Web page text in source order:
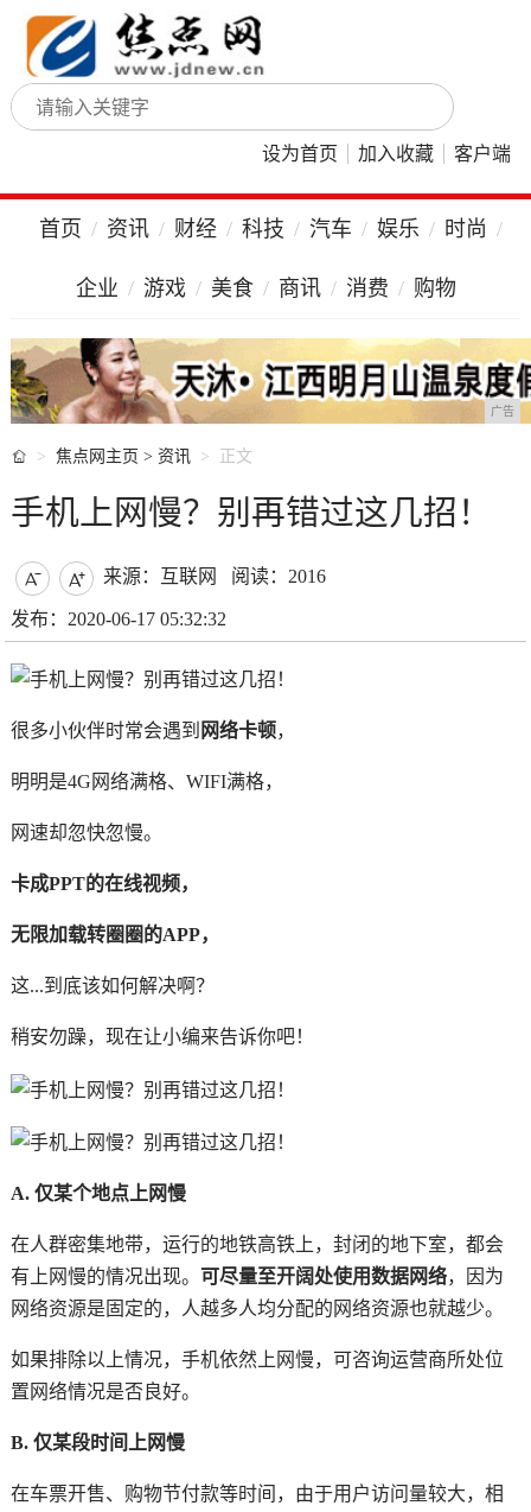
设为首页 加入收藏 客户端
首页 资讯 财经 科技 汽车 娱乐 时尚
企业 游戏 美食 商讯 消费 购物
广告
 焦点网主页 > 资讯 正文
手机上网慢？别再错过这几招！
  来源：互联网 阅读：2016
发布：2020-06-17 05:32:32
很多小伙伴时常会遇到 网络卡顿，
明明是4G网络满格、WIFI满格，
网速却忽快忽慢。
卡成PPT的在线视频，
无限加载转圈圈的APP，
这...到底该如何解决啊？
稍安勿躁，现在让小编来告诉你吧！
A. 仅某个地点上网慢
在人群密集地带，运行的地铁高铁上，封闭的地下室，都会
有上网慢的情况出现。
可尽量至开阔处使用数据网络，因为
网络资源是固定的，人越多人均分配的网络资源也就越少。
如果排除以上情况，手机依然上网慢，可咨询运营商所处位
置网络情况是否良好。
B. 仅某段时间上网慢
在车票开售、购物节付款等时间，由于用户访问量较大，相